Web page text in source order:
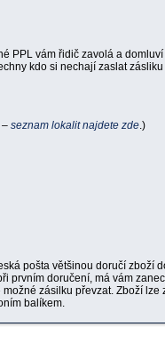
PPL vám řidič zavolá a domluví
kdo si nechají zaslat zásliku
– seznam lokalit najdete zde.)
pošta většinou doručí zboží
prvním doručení, má vám
zásilku převzat. Zboží lze
balíkem.